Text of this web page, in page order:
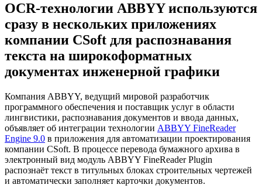
OCR-технологии ABBYY используются
сразу в нескольких приложениях
компании CSoft для распознавания
текста на широкоформатных
документах инженерной графики
Компания ABBYY, ведущий мировой разработчик
программного обеспечения и поставщик услуг в области
лингвистики, распознавания документов и ввода данных,
объявляет об интеграции технологии ABBYY FineReader
Engine 9.0 в приложения для автоматизации проектирования
компании CSoft. В процессе перевода бумажного архива в
электронный вид модуль ABBYY FineReader Plugin
распознаёт текст в титульных блоках строительных чертежей
и автоматически заполняет карточки документов.